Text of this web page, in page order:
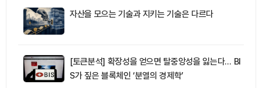
자산을 모으는 기술과 지키는 기술은 다르다
[토큰분석] 확장성을 얻으면 탈중앙성을 잃는다… BI
S가 짚은 블록체인 ‘분열의 경제학’